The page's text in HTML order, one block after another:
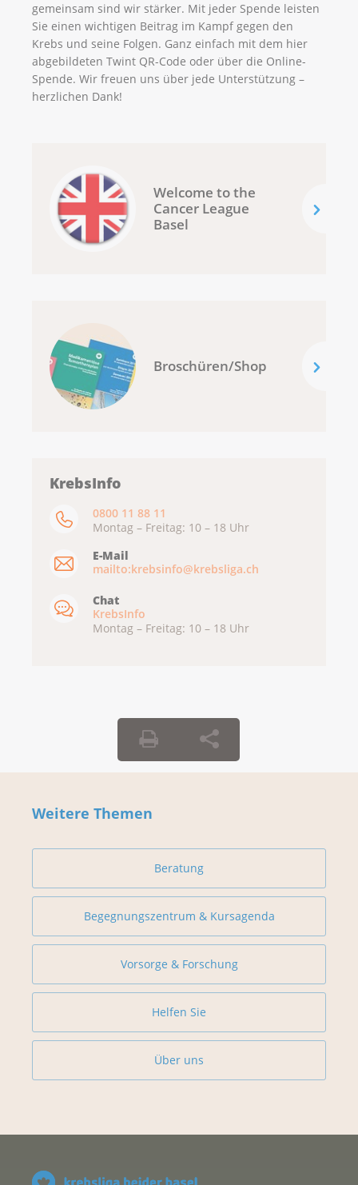
gemeinsam sind wir stärker. Mit jeder Spende leisten
Sie einen wichtigen Beitrag im Kampf gegen den
Krebs und seine Folgen. Ganz einfach mit dem hier
abgebildeten Twint QR-Code oder über die Online-
Spende. Wir freuen uns über jede Unterstützung –
herzlichen Dank!
Welcome to the
Cancer League
Basel
Broschüren/Shop
KrebsInfo
0800 11 88 11
Montag – Freitag: 10 – 18 Uhr
E-Mail
mailto:krebsinfo@krebsliga.ch
Chat
KrebsInfo
Montag – Freitag: 10 – 18 Uhr
Weitere Themen
Beratung
Begegnungszentrum & Kursagenda
Vorsorge & Forschung
Helfen Sie
Über uns